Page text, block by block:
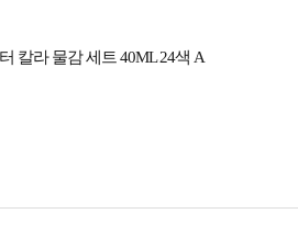
칼라 물감 세트 40ML 24색 A